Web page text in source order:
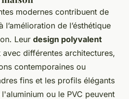
modernes contribuent de
de l’ésthétique
Leur design polyvalent
avec différentes architectures,
contemporaines ou
fins et les profils élégants
ou le PVC peuvent